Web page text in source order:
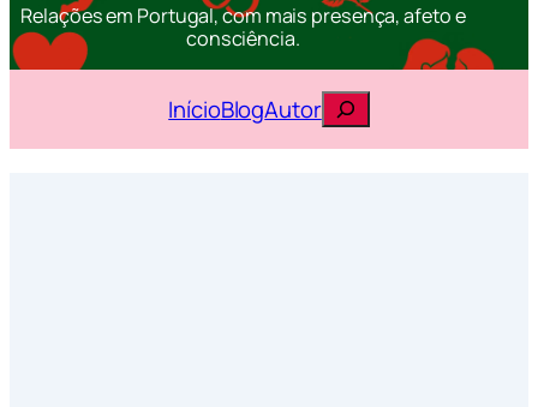
Relações em Portugal, com mais presença, afeto e
consciência.
InícioBlogAutorPesquisar